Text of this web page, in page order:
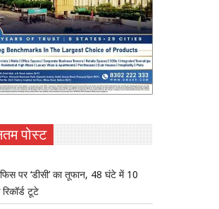
पोस्ट
पर ‘डीसी’ का तूफान, 48 घंटे में 10
टूटे